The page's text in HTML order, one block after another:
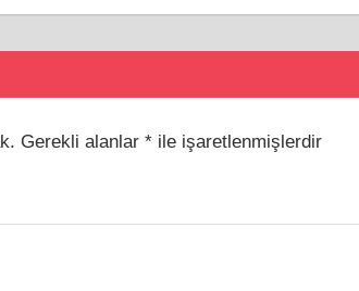
Gerekli alanlar * ile işaretlenmişlerdir